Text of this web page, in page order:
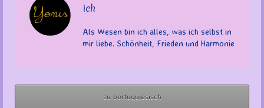
ich
Als Wesen bin ich alles, was ich selbst in
mir liebe. Schönheit, Frieden und Harmonie
zu portuguiesisch